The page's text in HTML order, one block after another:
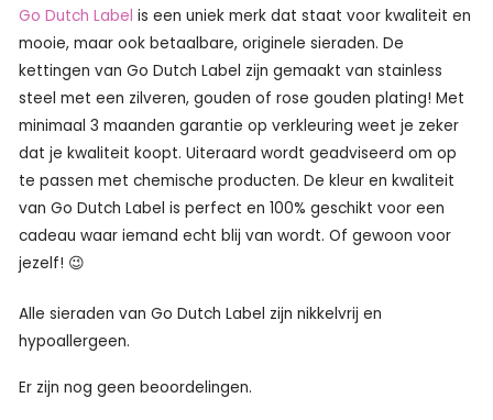
Go Dutch Label is een uniek merk dat staat voor kwaliteit en
mooie, maar ook betaalbare, originele sieraden. De
kettingen van Go Dutch Label zijn gemaakt van stainless
steel met een zilveren, gouden of rose gouden plating! Met
minimaal 3 maanden garantie op verkleuring weet je zeker
dat je kwaliteit koopt. Uiteraard wordt geadviseerd om op
te passen met chemische producten. De kleur en kwaliteit
van Go Dutch Label is perfect en 100% geschikt voor een
cadeau waar iemand echt blij van wordt. Of gewoon voor
jezelf! 😉
Alle sieraden van Go Dutch Label zijn nikkelvrij en
hypoallergeen.
Er zijn nog geen beoordelingen.